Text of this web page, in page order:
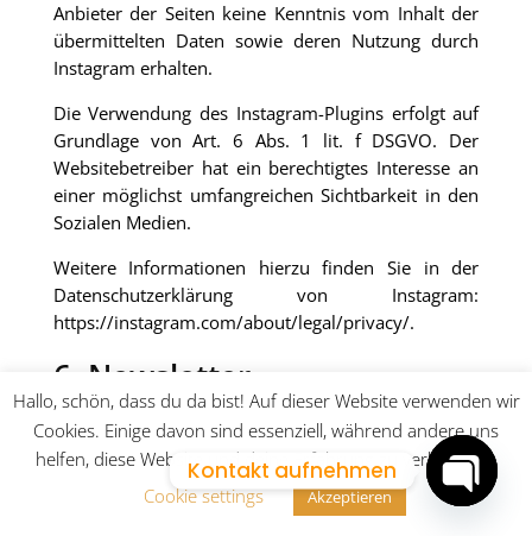
Anbieter der Seiten keine Kenntnis vom Inhalt der
übermittelten Daten sowie deren Nutzung durch
Instagram erhalten.
Die Verwendung des Instagram-Plugins erfolgt auf
Grundlage von Art. 6 Abs. 1 lit. f DSGVO. Der
Websitebetreiber hat ein berechtigtes Interesse an
einer möglichst umfangreichen Sichtbarkeit in den
Sozialen Medien.
Weitere Informationen hierzu finden Sie in der
Datenschutzerklärung von Instagram:
https://instagram.com/about/legal/privacy/.
6. Newsletter
Newsletterdaten
Wenn Sie den auf der Website angebotenen
Newsletter beziehen möchten, benötigen wir von
Ihnen eine EMail-Adresse sowie Informationen,
Hallo, schön, dass du da bist! Auf dieser Website verwenden wir
Cookies. Einige davon sind essenziell, während andere uns
helfen, diese Website und deine Erfahrung zu verbessern.
Cookie settings
Akzeptieren
Kontakt aufnehmen